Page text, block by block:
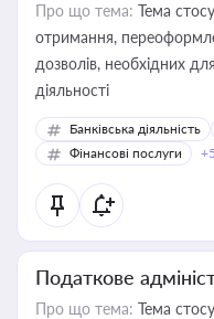
Про що тема: Тема
отримання,
дозволів, необхідних
діяльності
Банківська діяльність
Фінансові послуги
+5
Податкове
Про що тема: Тема